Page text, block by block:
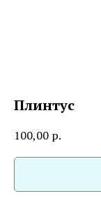
Плинтус
100,00 р.